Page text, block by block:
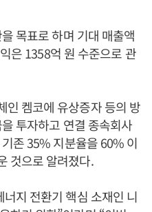
목표로 하며 기대 매출액
은 1358억 원 수준으로 관
인 켐코에 유상증자 등의 방
투자하고 연결 종속회사
존 35% 지분율을 60% 이
것으로 알려졌다.
지 전환기 핵심 소재인 니